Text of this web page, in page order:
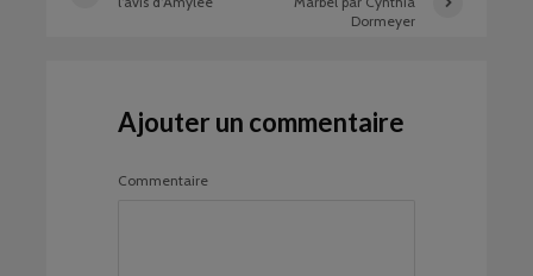
Dormeyer
Ajouter un commentaire
Commentaire